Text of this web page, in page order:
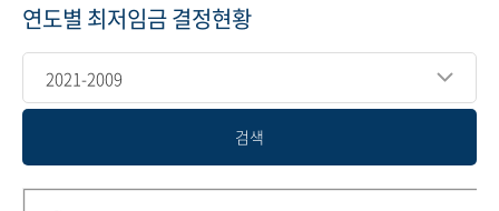
연도별 최저임금 결정현황
2021-2009
검색